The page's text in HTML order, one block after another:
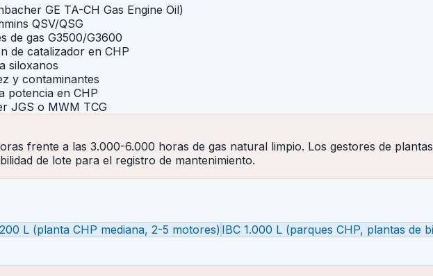
GE TA-CH Gas Engine Oil)
QSV/QSG
de gas G3500/G3600
de catalizador en CHP
siloxanos
y contaminantes
potencia en CHP
JGS o MWM TCG
frente a las 3.000-6.000 horas de gas natural limpio. Los gestores de
de lote para el registro de mantenimiento.
L (planta CHP mediana, 2-5 motores) IBC 1.000 L (parques CHP, plantas de